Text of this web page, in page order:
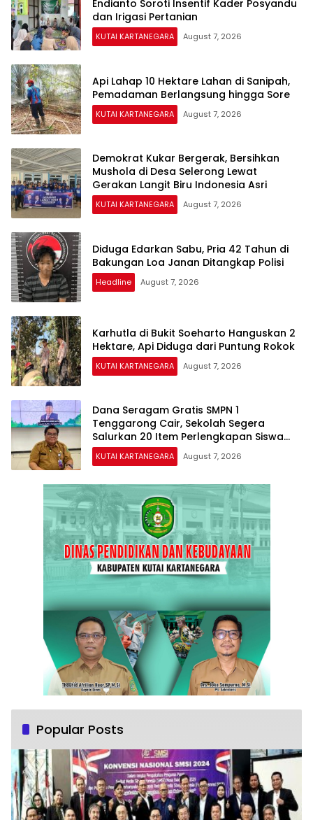
Endianto Soroti Insentif Kader Posyandu
dan Irigasi Pertanian
KUTAI KARTANEGARA August 7, 2026
Api Lahap 10 Hektare Lahan di Sanipah,
Pemadaman Berlangsung hingga Sore
KUTAI KARTANEGARA August 7, 2026
Demokrat Kukar Bergerak, Bersihkan
Mushola di Desa Selerong Lewat
Gerakan Langit Biru Indonesia Asri
KUTAI KARTANEGARA August 7, 2026
Diduga Edarkan Sabu, Pria 42 Tahun di
Bakungan Loa Janan Ditangkap Polisi
Headline August 7, 2026
Karhutla di Bukit Soeharto Hanguskan 2
Hektare, Api Diduga dari Puntung Rokok
KUTAI KARTANEGARA August 7, 2026
Dana Seragam Gratis SMPN 1
Tenggarong Cair, Sekolah Segera
Salurkan 20 Item Perlengkapan Siswa
Baru
KUTAI KARTANEGARA August 7, 2026
Popular Posts